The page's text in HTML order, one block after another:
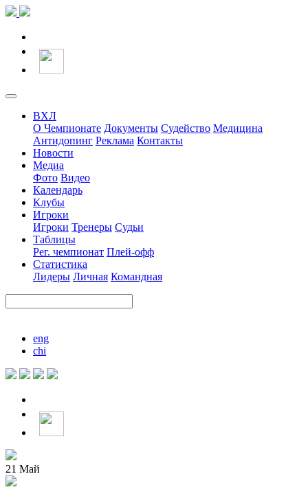
ВХЛ
О Чемпионате Документы Судейство Медицина
Антидопинг Реклама Контакты
Новости
Медиа
Фото Видео
Календарь
Клубы
Игроки
Игроки Тренеры Судьи
Таблицы
Рег. чемпионат Плей-офф
Статистика
Лидеры Личная Командная
eng
chi
21 Май